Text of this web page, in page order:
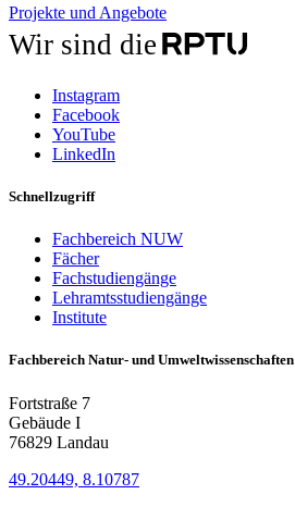
Projekte und Angebote
Wir sind die
Instagram
Facebook
YouTube
LinkedIn
Schnellzugriff
Fachbereich NUW
Fächer
Fachstudiengänge
Lehramtsstudiengänge
Institute
Fachbereich Natur- und Umweltwissenschaften
Fortstraße 7
Gebäude I
76829 Landau
49.20449, 8.10787